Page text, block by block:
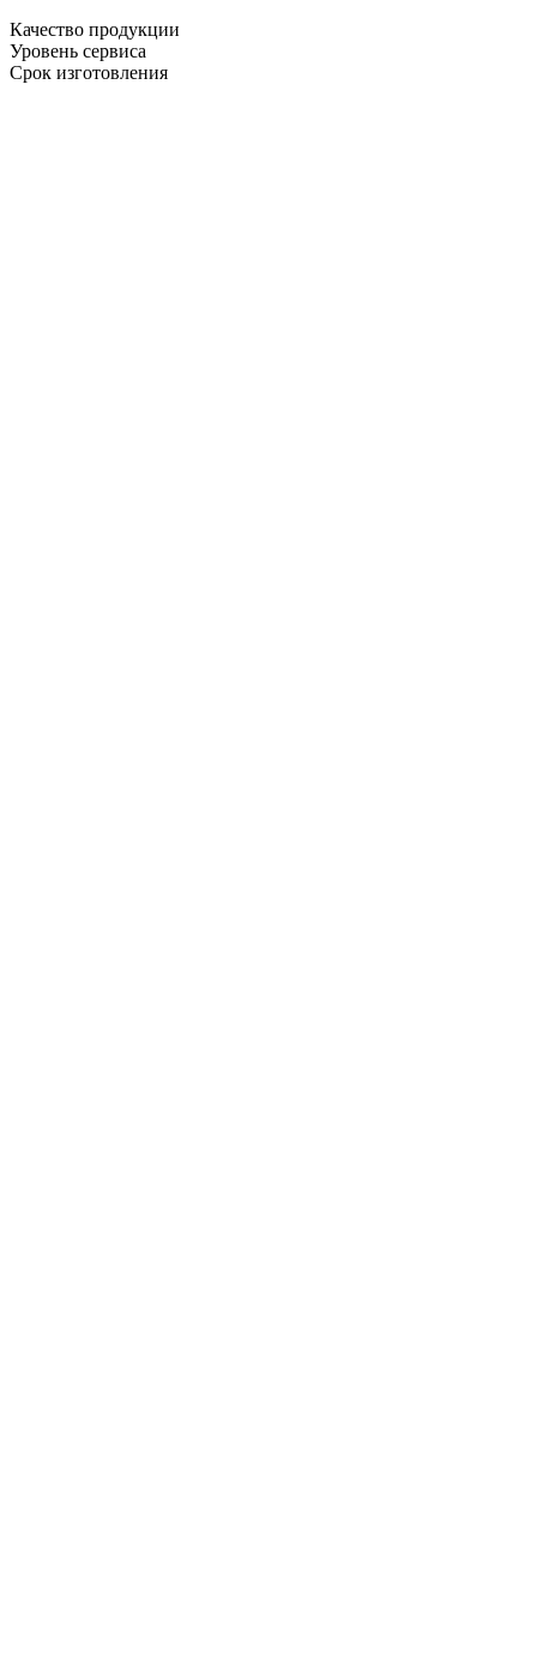
Качество продукции
Уровень сервиса
Срок изготовления